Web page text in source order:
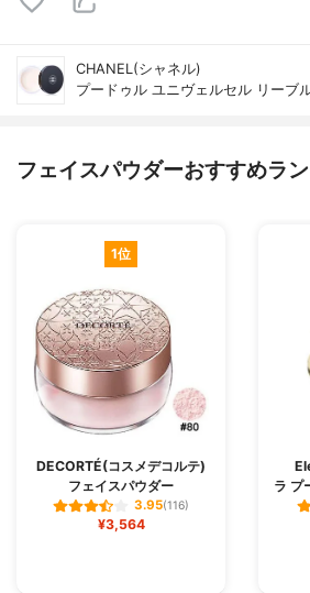
CHANEL(シャネル)
プードゥル ユニヴェルセル リーブ
フェイスパウダーおすすめラ
1位
DECORTÉ(コスメデコルテ)
フェイスパウダー
3.95(116)
¥3,564
ラ プ